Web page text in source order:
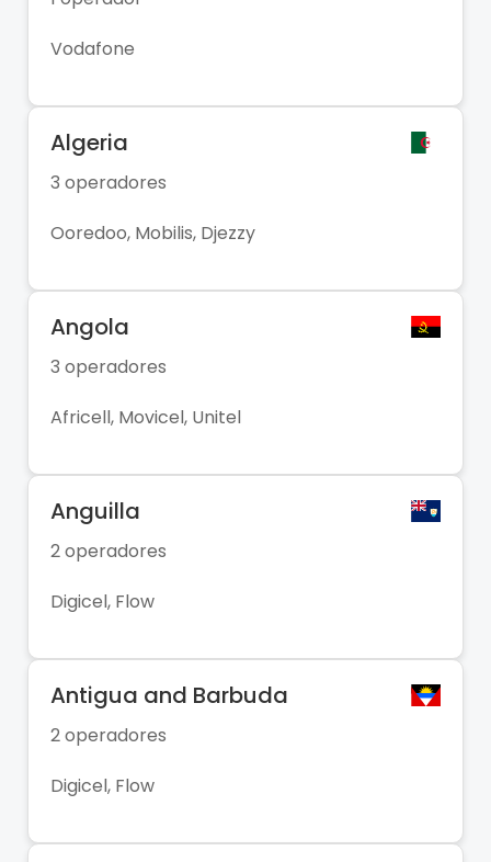
Vodafone
Algeria
3 operadores
Ooredoo, Mobilis, Djezzy
Angola
3 operadores
Africell, Movicel, Unitel
Anguilla
2 operadores
Digicel, Flow
Antigua and Barbuda
2 operadores
Digicel, Flow